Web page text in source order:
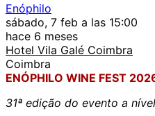
Enóphilo
sábado, 7 feb a las 15:00
hace 6 meses
Hotel Vila Galé Coimbra
Coimbra
ENÓPHILO WINE FEST
31ª edição do evento a